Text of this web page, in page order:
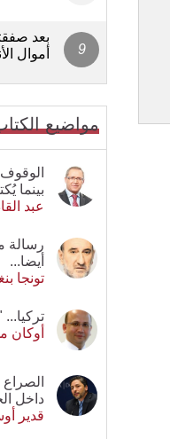
بعد
أموال
مواضيع
بينما
عبد
أيضا...
تونجا
أوكان
داخل
قدير